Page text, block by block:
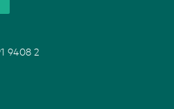
9408 2